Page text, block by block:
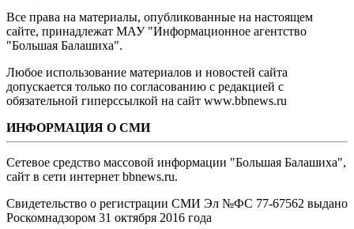
Все права на материалы, опубликованные на настоящем
сайте, принадлежат МАУ "Информационное агентство
"Большая Балашиха".
Любое использование материалов и новостей сайта
допускается только по согласованию с редакцией с
обязательной гиперссылкой на сайт www.bbnews.ru
ИНФОРМАЦИЯ О СМИ
Сетевое средство массовой информации "Большая Балашиха",
сайт в сети интернет bbnews.ru.
Свидетельство о регистрации СМИ Эл №ФС ‎77-67562 выдано
Роскомнадзором 31 октября 2016 года